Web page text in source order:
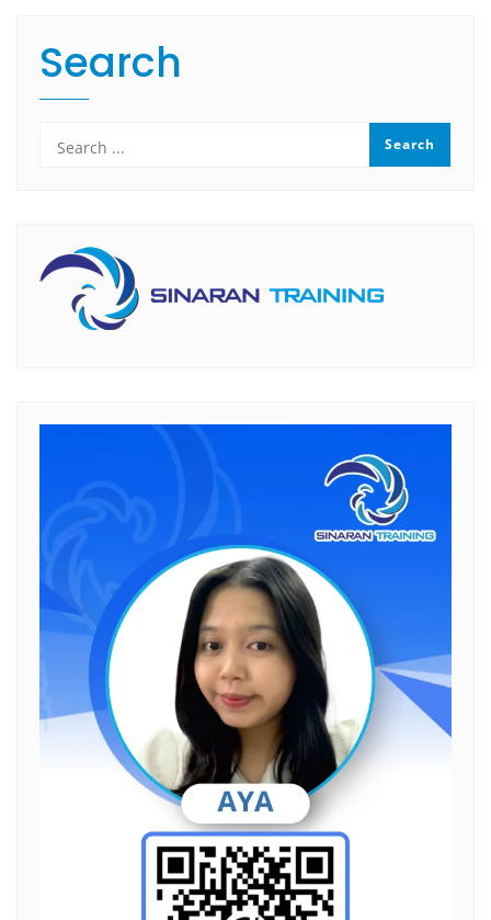
Search